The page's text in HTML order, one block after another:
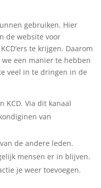
gebruiken. Hier
de website voor
te krijgen. Daarom
een manier te hebben
veel in te dringen in de
KCD. Via dit kanaal
van
de andere leden.
mensen er in blijven.
je weer toevoegen.